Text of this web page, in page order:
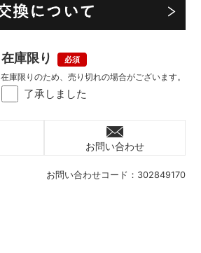
お問い合わせコード： 302849170
在庫限り
了承しました
在庫限りのため、売り切れの場合がございます。
お問い合わせ